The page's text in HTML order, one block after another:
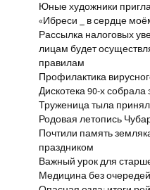
Юные художники
«Ибреси _ в сердце
Рассылка налоговых
лицам будет
правилам
Профилактика
Дискотека 90-х
Труженица тыла
Родовая летопись
Почтили память
праздником
Важный урок для
Медицина без